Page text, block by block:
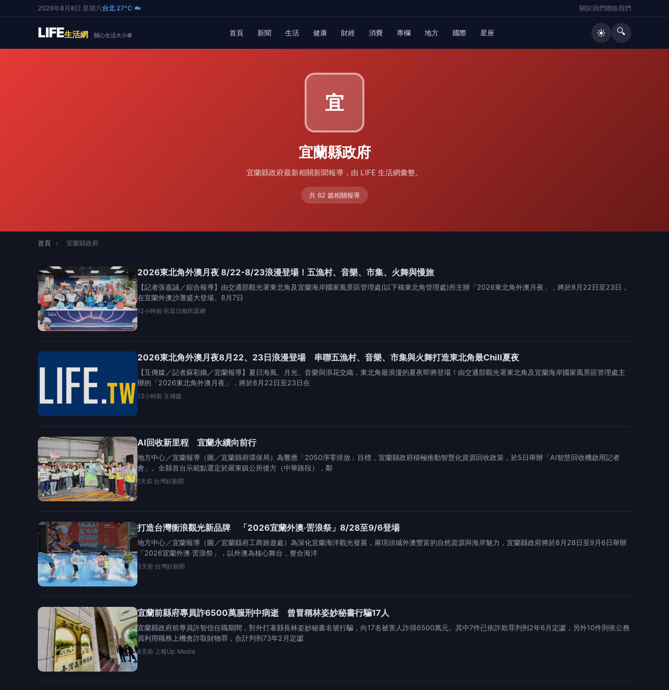
2026年8月8日 星期六台北 27°C ☁️ 關於我們聯絡我們
LIFE生活網 關心生活大小事 首頁 新聞 生活 健康 財經 消費 專欄 地方 國際 星座 ☀️ 🔍
宜
宜蘭縣政府
宜蘭縣政府最新相關新聞報導，由 LIFE 生活網彙整。
共 62 篇相關報導
首頁 › 宜蘭縣政府
2026東北角外澳月夜 8/22-8/23浪漫登場！五漁村、音樂、市集、火舞與慢旅
【記者張嘉誠／綜合報導】由交通部觀光署東北角及宜蘭海岸國家風景區管理處(以下稱東北角管理處)所主辦「2026東北角外澳月夜」，將於8月22日至23日，
在宜蘭外澳沙灘盛大登場。8月7日
12小時前·民眾日報民眾網
2026東北角外澳月夜8月22、23日浪漫登場 串聯五漁村、音樂、市集與火舞打造東北角最Chill夏夜
【互傳媒／記者蘇彩娥／宜蘭報導】夏日海風、月光、音樂與浪花交織，東北角最浪漫的夏夜即將登場！由交通部觀光署東北角及宜蘭海岸國家風景區管理處主
辦的「2026東北角外澳月夜」，將於8月22日至23日在
13小時前·互傳媒
AI回收新里程 宜蘭永續向前行
地方中心／宜蘭報導（圖／宜蘭縣府環保局）為響應「2050淨零排放」目標，宜蘭縣政府積極推動智慧化資源回收政策，於5日舉辦「AI智慧回收機啟用記者
會」。全縣首台示範點選定於羅東鎮公所後方（中華路段），鄰
1天前·台灣好新聞
打造台灣衝浪觀光新品牌 「2026宜蘭外澳‧罟浪祭」8/28至9/6登場
地方中心／宜蘭報導（圖／宜蘭縣府工商旅遊處）為深化宜蘭海洋觀光發展，展現頭城外澳豐富的自然資源與海岸魅力，宜蘭縣政府將於8月28日至9月6日舉辦
「2026宜蘭外澳‧罟浪祭」，以外澳為核心舞台，整合海洋
3天前·台灣好新聞
宜蘭前縣府專員詐6500萬服刑中病逝 曾冒稱林姿妙秘書行騙17人
宜蘭縣政府前專員許智信任職期間，對外打著縣長林姿妙秘書名號行騙，向17名被害人詐得6500萬元。其中7件已依詐欺罪判刑2年6月定讞，另外10件則依公務
員利用職務上機會詐取財物罪，合計判刑73年2月定讞
6天前· 上報Up Media